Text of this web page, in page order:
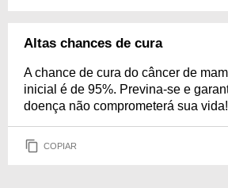
Altas chances de cura
A chance de cura do câncer de
inicial é de 95%. Previna-se e
doença não comprometerá sua vida!
COPIAR